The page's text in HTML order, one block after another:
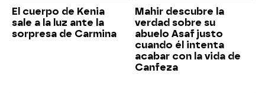
El cuerpo de Kenia
sale a la luz ante la
sorpresa de Carmina
Mahir descubre la
verdad sobre su
abuelo Asaf justo
cuando él intenta
acabar con la vida de
Canfeza